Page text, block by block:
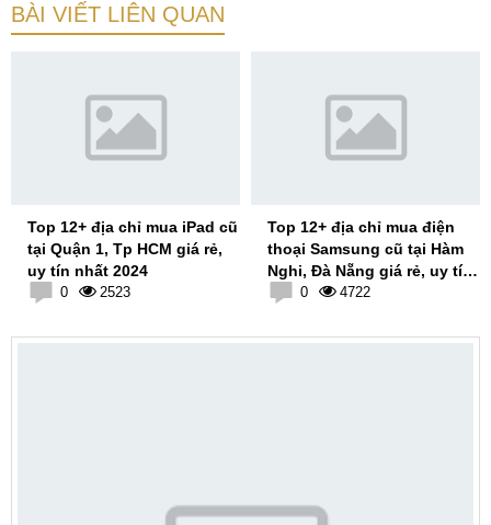
BÀI VIẾT LIÊN QUAN
Top 12+ địa chỉ mua iPad cũ
tại Quận 1, Tp HCM giá rẻ,
uy tín nhất 2024
0 2523
Top 12+ địa chỉ mua điện
thoại Samsung cũ tại Hàm
Nghi, Đà Nẵng giá rẻ, uy tín
nhất 2024
0 4722